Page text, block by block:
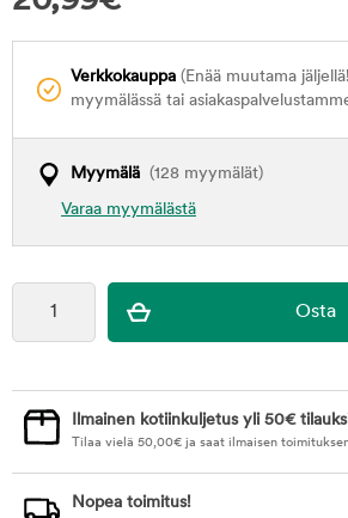
Verkkokauppa (Enää muutama
myymälässä tai
Myymälä (128 myymälät)
Varaa myymälästä
Ilmainen kotiinkuljetus yli 50€
Tilaa vielä 50,00€ ja saat ilmaisen
Nopea toimitus!